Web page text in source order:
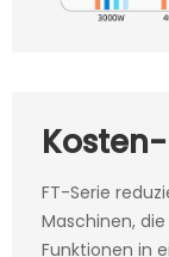
FT-Serie
Maschinen,
Funktionen in